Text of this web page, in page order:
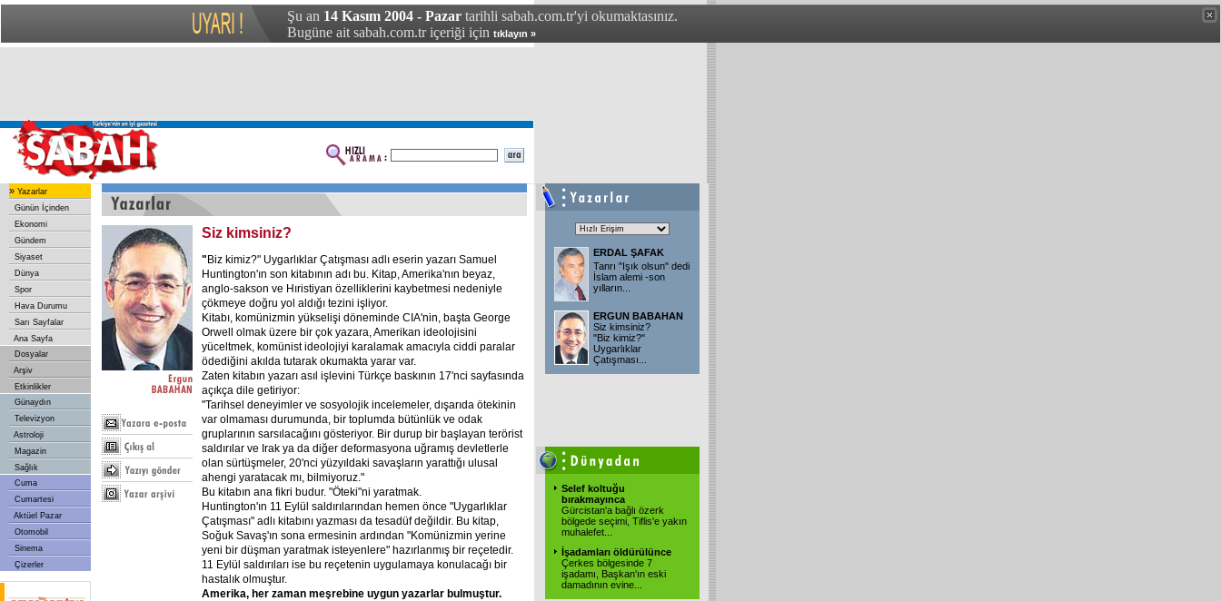
Şu an 14 Kasım 2004 - Pazar tarihli sabah.com.tr'yi okumaktasınız.
Bugüne ait sabah.com.tr içeriği için tıklayın »
» Yazarlar
Günün İçinden
Ekonomi
Gündem
Siyaset
Dünya
Spor
Hava Durumu
Sarı Sayfalar
Ana Sayfa
Dosyalar
Arşiv
Etkinlikler
Günaydın
Televizyon
Astroloji
Magazin
Sağlık
Cuma
Cumartesi
Aktüel Pazar
Otomobil
Sinema
Çizerler
Siz kimsiniz?
" Biz kimiz?" Uygarlıklar Çatışması adlı eserin yazarı Samuel
Huntington'ın son kitabının adı bu. Kitap, Amerika'nın beyaz,
anglo-sakson ve Hıristiyan özelliklerini kaybetmesi nedeniyle
çökmeye doğru yol aldığı tezini işliyor.
Kitabı, komünizmin yükselişi döneminde CIA'nin, başta George
Orwell olmak üzere bir çok yazara, Amerikan ideolojisini
yüceltmek, komünist ideolojiyi karalamak amacıyla ciddi paralar
ödediğini akılda tutarak okumakta yarar var.
Zaten kitabın yazarı asıl işlevini Türkçe baskının 17'nci sayfasında
açıkça dile getiriyor:
"Tarihsel deneyimler ve sosyolojik incelemeler, dışarıda ötekinin
var olmaması durumunda, bir toplumda bütünlük ve odak
gruplarının sarsılacağını gösteriyor. Bir durup bir başlayan terörist
saldırılar ve Irak ya da diğer deformasyona uğramış devletlerle
olan sürtüşmeler, 20'nci yüzyıldaki savaşların yarattığı ulusal
ahengi yaratacak mı, bilmiyoruz."
Bu kitabın ana fikri budur. "Öteki"ni yaratmak.
Huntington'ın 11 Eylül saldırılarından hemen önce "Uygarlıklar
Çatışması" adlı kitabını yazması da tesadüf değildir. Bu kitap,
Soğuk Savaş'ın sona ermesinin ardından "Komünizmin yerine
yeni bir düşman yaratmak isteyenlere" hazırlanmış bir reçetedir.
11 Eylül saldırıları ise bu reçetenin uygulamaya konulacağı bir
hastalık olmuştur.
Amerika, her zaman meşrebine uygun yazarlar bulmuştur.
ERDAL ŞAFAK
Tanrı "Işık olsun" dedi
İslam alemi -son
yılların
ERGUN BABAHAN
Siz kimsiniz?
"Biz kimiz?"
Uygarlıklar
Çatışması
Selef koltuğu
bırakmayınca
Gürcistan'a bağlı özerk
bölgede seçimi, Tiflis'e yakın
muhalefet
İşadamları öldürülünce
Çerkes bölgesinde 7
işadamı, Başkan'ın eski
damadının evine